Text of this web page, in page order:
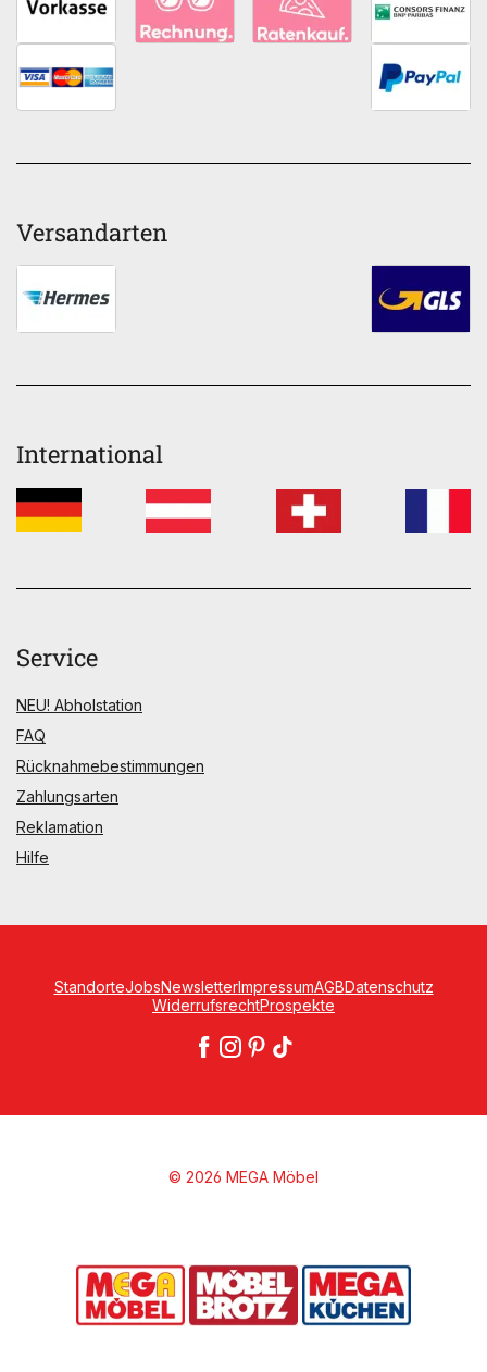
Versandarten
International
Service
NEU! Abholstation
FAQ
Rücknahmebestimmungen
Zahlungsarten
Reklamation
Hilfe
StandorteJobsNewsletterImpressumAGBDatenschutz
WiderrufsrechtProspekte
© 2026 MEGA Möbel